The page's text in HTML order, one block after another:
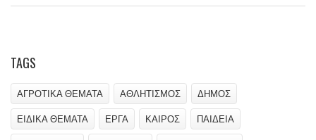
TAGS
ΑΓΡΟΤΙΚΑ ΘΕΜΑΤΑ ΑΘΛΗΤΙΣΜΟΣ ΔΗΜΟΣ
ΕΙΔΙΚΑ ΘΕΜΑΤΑ ΕΡΓΑ ΚΑΙΡΟΣ ΠΑΙΔΕΙΑ